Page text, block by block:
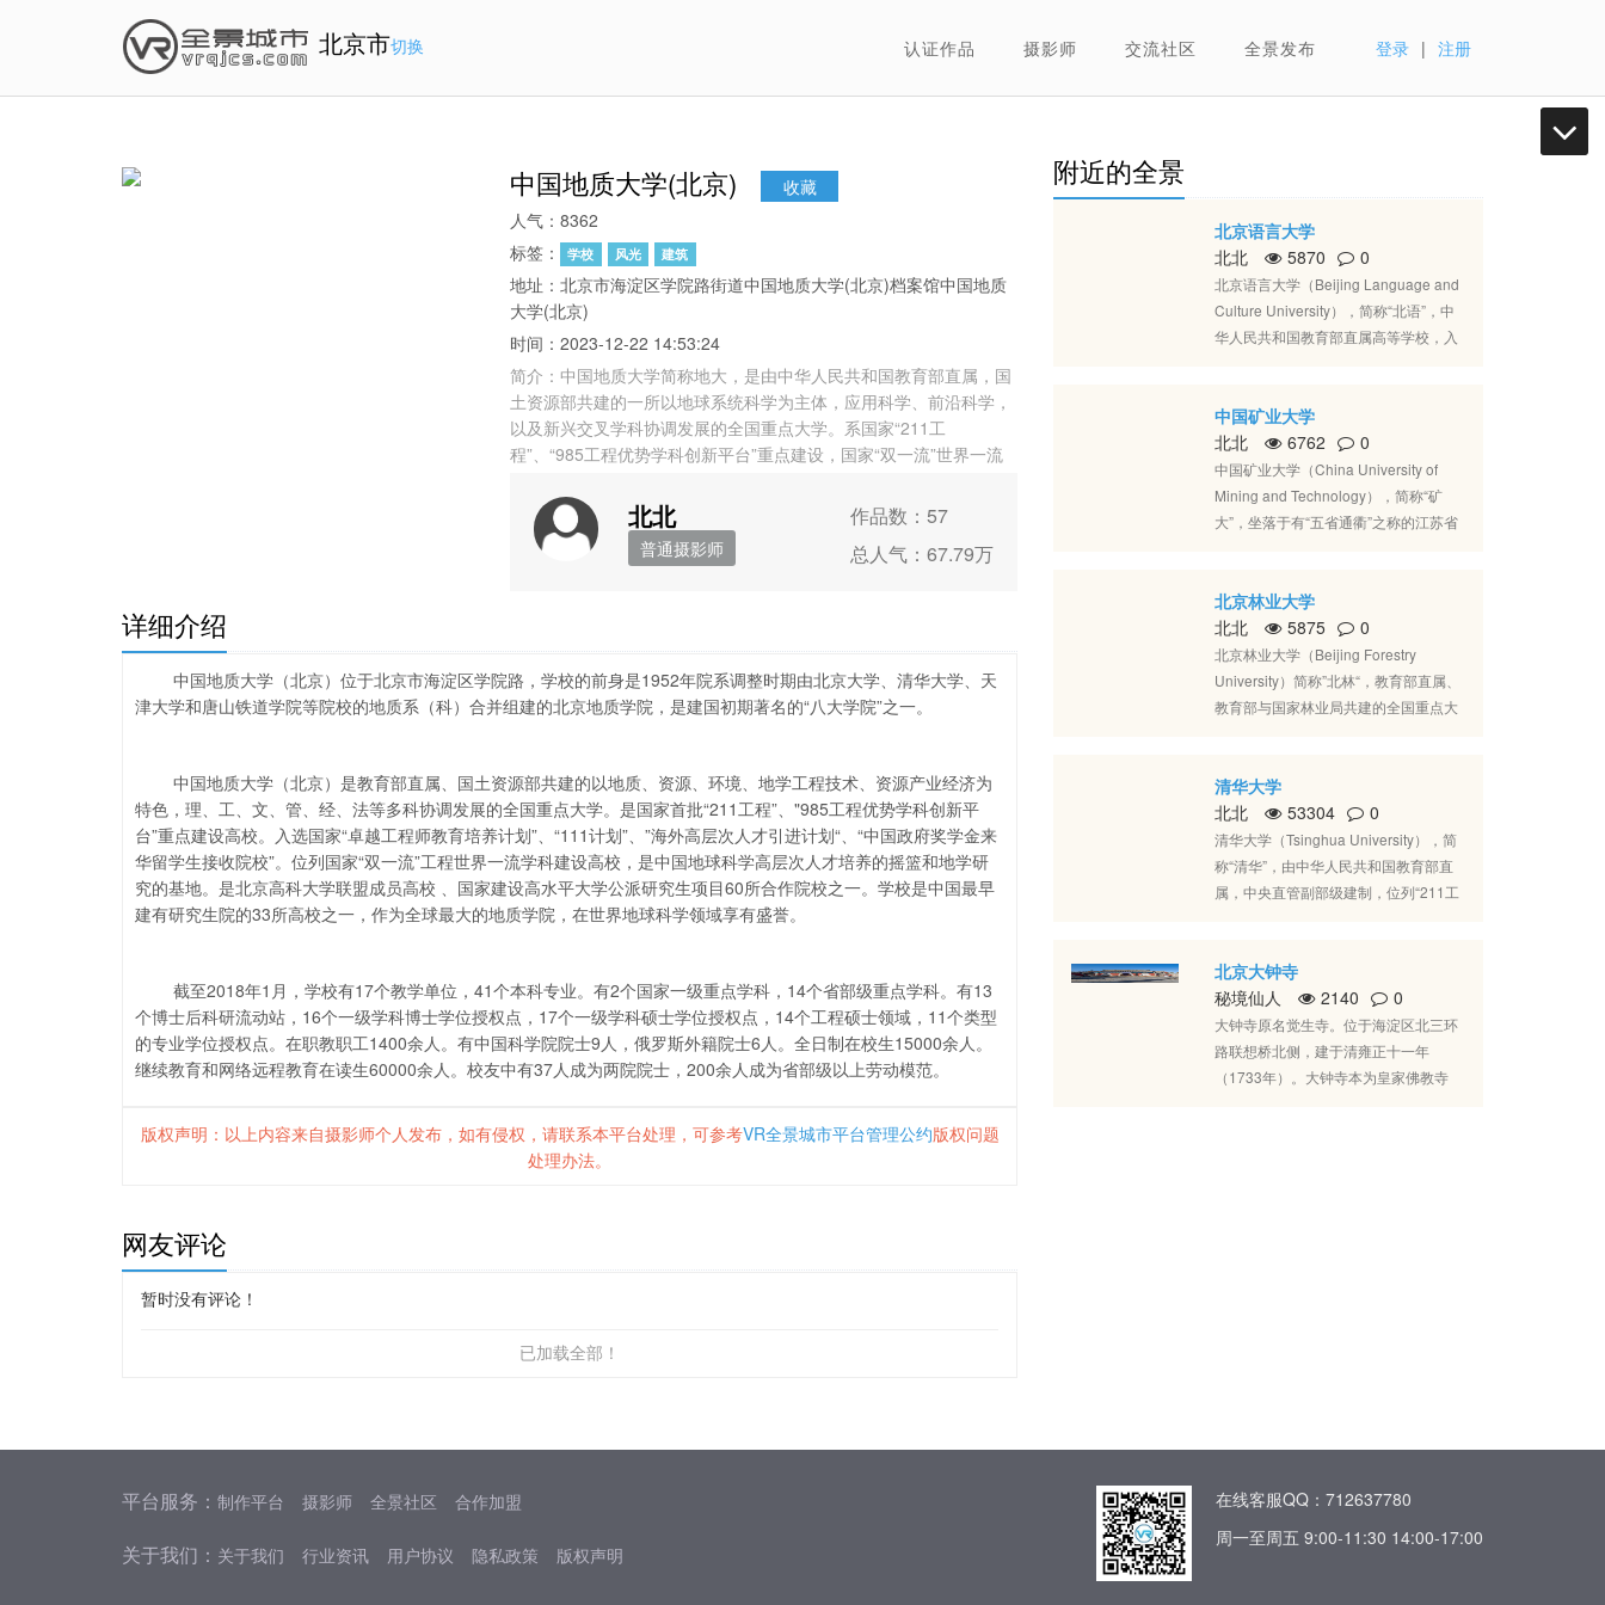
北京市切换 登录 | 注册
认证作品 摄影师 交流社区 全景发布
中国地质大学(北京)
收藏
人气：8362
标签：
学校 风光 建筑
地址：北京市海淀区学院路街道中国地质大学(北京)档案馆中国地质
大学(北京)
时间：2023-12-22 14:53:24
简介：中国地质大学简称地大，是由中华人民共和国教育部直属，国
土资源部共建的一所以地球系统科学为主体，应用科学、前沿科学，
以及新兴交叉学科协调发展的全国重点大学。系国家“211工
程”、“985工程优势学科创新平台”重点建设，国家“双一流”世界一流
划”、卓越工程师教育培养计划、中国政府奖学金来华留学生接收院
校、首批高等学校科技成果转化和技术转移基地，是国家批准设立研
究生院的大学，高水平行业特色大学优质资源共享联盟、地球科学国
北北
普通摄影师
作品数：57
总人气：67.79万
详细介绍
中国地质大学（北京）位于北京市海淀区学院路，学校的前身是1952年院系调整时期由北京大学、清华大学、天
津大学和唐山铁道学院等院校的地质系（科）合并组建的北京地质学院，是建国初期著名的“八大学院”之一。
中国地质大学（北京）是教育部直属、国土资源部共建的以地质、资源、环境、地学工程技术、资源产业经济为
特色，理、工、文、管、经、法等多科协调发展的全国重点大学。是国家首批“211工程”、"985工程优势学科创新平
台”重点建设高校。入选国家“卓越工程师教育培养计划”、“111计划”、”海外高层次人才引进计划“、“中国政府奖学金来
华留学生接收院校”。位列国家“双一流”工程世界一流学科建设高校，是中国地球科学高层次人才培养的摇篮和地学研
究的基地。是北京高科大学联盟成员高校 、国家建设高水平大学公派研究生项目60所合作院校之一。学校是中国最早
建有研究生院的33所高校之一，作为全球最大的地质学院，在世界地球科学领域享有盛誉。
截至2018年1月，学校有17个教学单位，41个本科专业。有2个国家一级重点学科，14个省部级重点学科。有13
个博士后科研流动站，16个一级学科博士学位授权点，17个一级学科硕士学位授权点，14个工程硕士领域，11个类型
的专业学位授权点。在职教职工1400余人。有中国科学院院士9人，俄罗斯外籍院士6人。全日制在校生15000余人。
继续教育和网络远程教育在读生60000余人。校友中有37人成为两院院士，200余人成为省部级以上劳动模范。
版权声明：以上内容来自摄影师个人发布，如有侵权，请联系本平台处理，可参考VR全景城市平台管理公约版权问题
处理办法。
网友评论
暂时没有评论！
已加载全部！
附近的全景
北京语言大学
北北
5870 0
北京语言大学（Beijing Language and
Culture University），简称“北语”，中
华人民共和国教育部直属高等学校，入
学示范基地、中国政府奖学金来华留学
生接收院校，是在周恩来总理的亲自关
怀下建立的，创办于1962年，时名
为“外国留学生高等预备学校”；1964年
6月由国务院批准定名为“北京语言学
学”；2002年校名简化为“北京语言大
学”。
中国矿业大学
北北
6762 0
中国矿业大学（China University of
Mining and Technology），简称“矿
大”，坐落于有“五省通衢”之称的江苏省
理部共建高校，首批国家“双一流”（世
界一流学科）、“211工程”、“985工程优
势学科创新平台”、“111计划”、“卓越工
程师教育培养计划”重点建设高校，全国
首批博士和硕士学位授予单位，高水平
平大学公派研究生项目、中国政府奖学
金来华留学生接收院校，国家大学生创
新性实验计划、新工科研究与实践项
目。
北京林业大学
北北
5875 0
北京林业大学（Beijing Forestry
University）简称”北林“，教育部直属、
教育部与国家林业局共建的全国重点大
入选“985工程优势学科创新平台”、“卓
越农林人才教育培养计划”、“2011计
划”、“国家建设高水平大学公派研究生
项目”，北京高科大学联盟成员，中国政
府奖学金来华留学生接收院校，商务部
亚太森林组织奖学金项目院校，丝绸之
路农业教育科技创新联盟成员院校，全
国首批具有博士、硕士学位授予权的高
校，国务院学位委员会、教育部授权可
自行审定教授任职资格的高校，国务院
清华大学
北北
53304 0
清华大学（Tsinghua University），简
称“清华”，由中华人民共和国教育部直
属，中央直管副部级建制，位列“211工
验计划”、“高等学校创新能力提升计
划”、“高等学校学科创新引智计划”，为
九校联盟、中国大学校长联谊会、东亚
研究型大学协会、亚洲大学联盟、环太
平洋大学联盟、清华—剑桥—MIT低碳
北京大钟寺
秘境仙人
2140 0
大钟寺原名觉生寺。位于海淀区北三环
路联想桥北侧，建于清雍正十一年
（1733年）。大钟寺本为皇家佛教寺
平台服务： 制作平台 摄影师 全景社区 合作加盟
关于我们： 关于我们 行业资讯 用户协议 隐私政策 版权声明
在线客服QQ：712637780
周一至周五 9:00-11:30 14:00-17:00